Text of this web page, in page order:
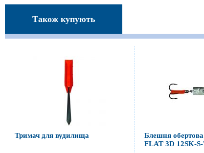
Також купують
Тримач для вудилища
Блешня
FLAT 3D 12SK-S-